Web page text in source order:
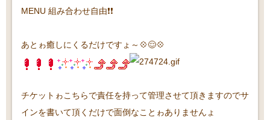
MENU 組み合わせ自由❗❗
あとゎ癒しにくるだけですょ～💠😌💠
チケットゎこちらで責任を持って管理させて頂きますのでサ
インを書いて頂くだけで面倒なことゎありませんょ